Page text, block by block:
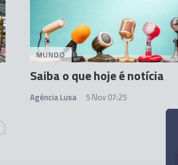
MUNDO
Saiba o que hoje é notícia
Agência Lusa 5 Nov 07:25